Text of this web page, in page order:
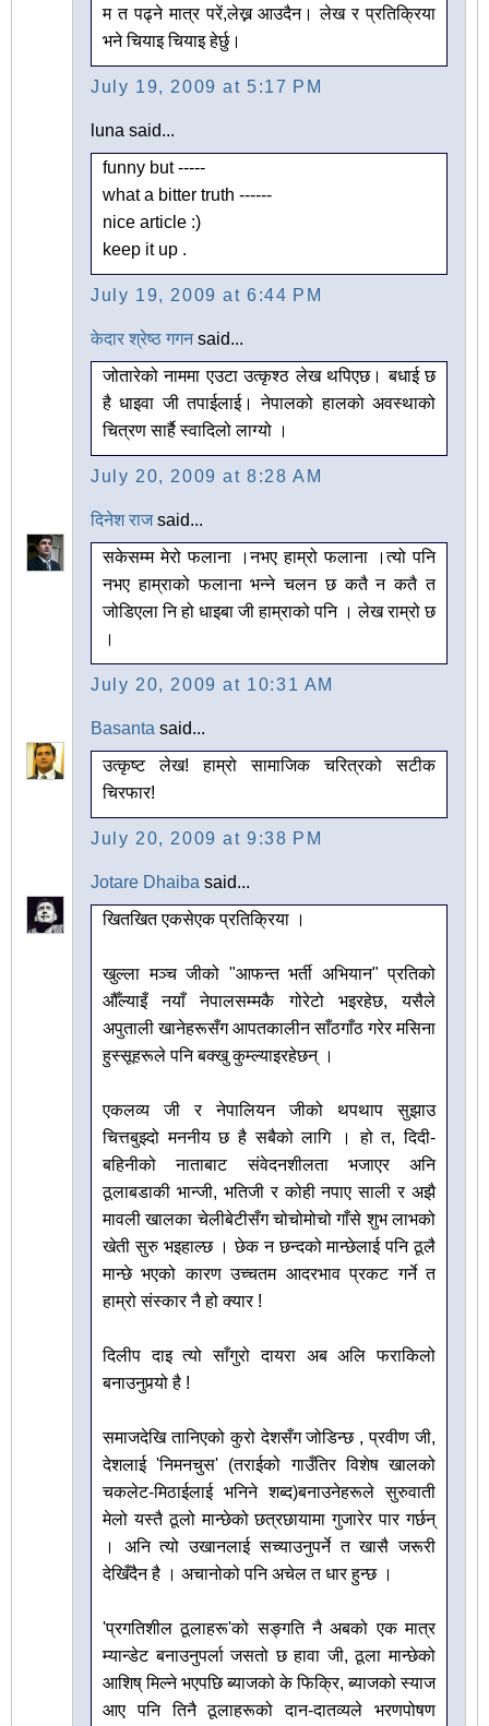
म त पढ्ने मात्र परें,लेख्न आउदैन। लेख र प्रतिक्रिया
भने चियाइ चियाइ हेर्छु।
July 19, 2009 at 5:17 PM
luna said...
funny but -----
what a bitter truth ------
nice article :)
keep it up .
July 19, 2009 at 6:44 PM
केदार श्रेष्ठ गगनsaid...
जोतारेको नाममा एउटा उत्कृश्ठ लेख थपिएछ। बधाई छ
है धाइवा जी तपाईलाई। नेपालको हालको अवस्थाको
चित्रण सार्है स्वादिलो लाग्यो ।
July 20, 2009 at 8:28 AM
दिनेश राजsaid...
सकेसम्म मेरो फलाना ।नभए हाम्रो फलाना ।त्यो पनि
नभए हाम्राको फलाना भन्ने चलन छ कतै न कतै त
जोडिएला नि हो धाइबा जी हाम्राको पनि । लेख राम्रो छ
।
July 20, 2009 at 10:31 AM
Basanta said...
उत्कृष्ट लेख! हाम्रो सामाजिक चरित्रको सटीक
चिरफार!
July 20, 2009 at 9:38 PM
Jotare Dhaiba said...
खितखित एकसेएक प्रतिक्रिया ।
खुल्ला मञ्च जीको "आफन्त भर्ती अभियान" प्रतिको
औँल्याइँ नयाँ नेपालसम्मकै गोरेटो भइरहेछ, यसैले
अपुताली खानेहरूसँग आपतकालीन साँठगाँठ गरेर मसिना
हुस्सूहरूले पनि बक्खु कुम्ल्याइरहेछन् ।
एकलव्य जी र नेपालियन जीको थपथाप सुझाउ
चित्तबुझ्दो मननीय छ है सबैको लागि । हो त, दिदी-
बहिनीको नाताबाट संवेदनशीलता भजाएर अनि
ठूलाबडाकी भान्जी, भतिजी र कोही नपाए साली र अझै
मावली खालका चेलीबेटीसँग चोचोमोचो गाँसे शुभ लाभको
खेती सुरु भइहाल्छ । छेक न छन्दको मान्छेलाई पनि ठूलै
मान्छे भएको कारण उच्चतम आदरभाव प्रकट गर्ने त
हाम्रो संस्कार नै हो क्यार !
दिलीप दाइ त्यो साँगुरो दायरा अब अलि फराकिलो
बनाउनुपर्‍यो है !
समाजदेखि तानिएको कुरो देशसँग जोडिन्छ , प्रवीण जी,
देशलाई 'निमनचुस' (तराईको गाउँतिर विशेष खालको
चकलेट-मिठाईलाई भनिने शब्द)बनाउनेहरूले सुरुवाती
मेलो यस्तै ठूलो मान्छेको छत्रछायामा गुजारेर पार गर्छन्
। अनि त्यो उखानलाई सच्याउनुपर्ने त खासै जरूरी
देखिँदैन है । अचानोको पनि अचेल त धार हुन्छ ।
'प्रगतिशील ठूलाहरू'को सङ्गति नै अबको एक मात्र
म्यान्डेट बनाउनुपर्ला जसतो छ हावा जी, ठूला मान्छेको
आशिष् मिल्ने भएपछि ब्याजको के फिक्रि, ब्याजको स्याज
आए पनि तिनै ठूलाहरूको दान-दातव्यले भरणपोषण